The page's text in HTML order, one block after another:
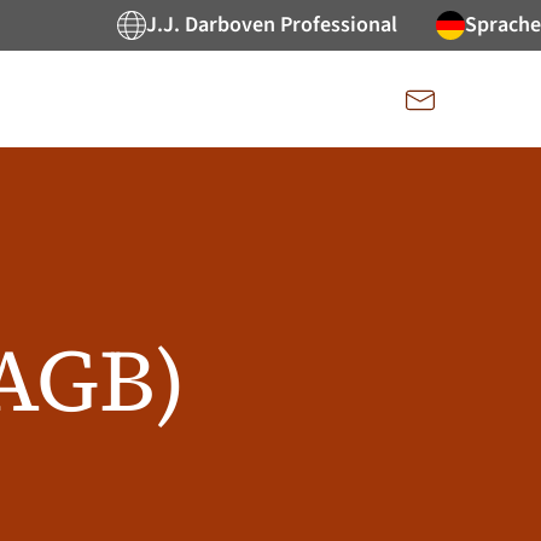
J.J. Darboven Professional Sprache